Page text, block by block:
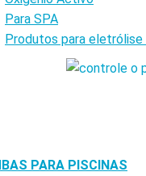
Para SPA
Produtos para eletrólise
PARA PISCINAS